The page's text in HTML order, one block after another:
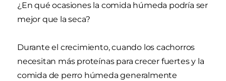
¿En qué ocasiones la comida húmeda podría ser
mejor que la seca?
Durante el crecimiento, cuando los cachorros
necesitan más proteínas para crecer fuertes y la
comida de perro húmeda generalmente